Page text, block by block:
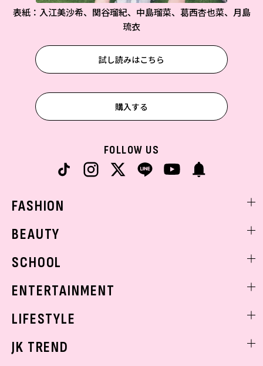
表紙：入江美沙希、関谷瑠紀、中島瑠菜、葛西杏也菜、月島
琉衣
試し読みはこちら
購入する
FOLLOW US
FASHION
着回し
BEAUTY
ベストコスメ
ボディケア
SCHOOL
学校ヘアメイク
ENTERTAINMENT
K-POP
LIFESTYLE
JK TREND